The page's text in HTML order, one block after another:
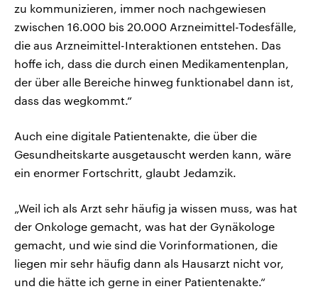
zu kommunizieren, immer noch nachgewiesen
zwischen 16.000 bis 20.000 Arzneimittel-Todesfälle,
die aus Arzneimittel-Interaktionen entstehen. Das
hoffe ich, dass die durch einen Medikamentenplan,
der über alle Bereiche hinweg funktionabel dann ist,
dass das wegkommt.“
Auch eine digitale Patientenakte, die über die
Gesundheitskarte ausgetauscht werden kann, wäre
ein enormer Fortschritt, glaubt Jedamzik.
„Weil ich als Arzt sehr häufig ja wissen muss, was hat
der Onkologe gemacht, was hat der Gynäkologe
gemacht, und wie sind die Vorinformationen, die
liegen mir sehr häufig dann als Hausarzt nicht vor,
und die hätte ich gerne in einer Patientenakte.“